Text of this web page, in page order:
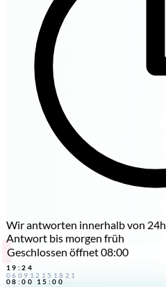
Wir antworten innerhalb von 24h
Antwort bis morgen früh
Geschlossen öffnet 08:00
19:24
06 09 12 15 18 21
08:00
15:00